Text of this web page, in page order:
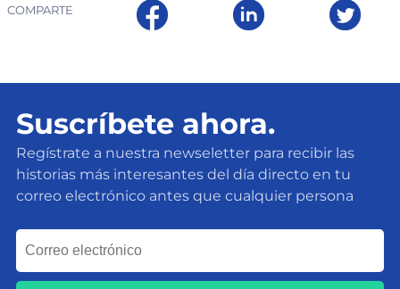
COMPARTE
Suscríbete ahora.
Regístrate a nuestra newseletter para recibir las
historias más interesantes del día directo en tu
correo electrónico antes que cualquier persona